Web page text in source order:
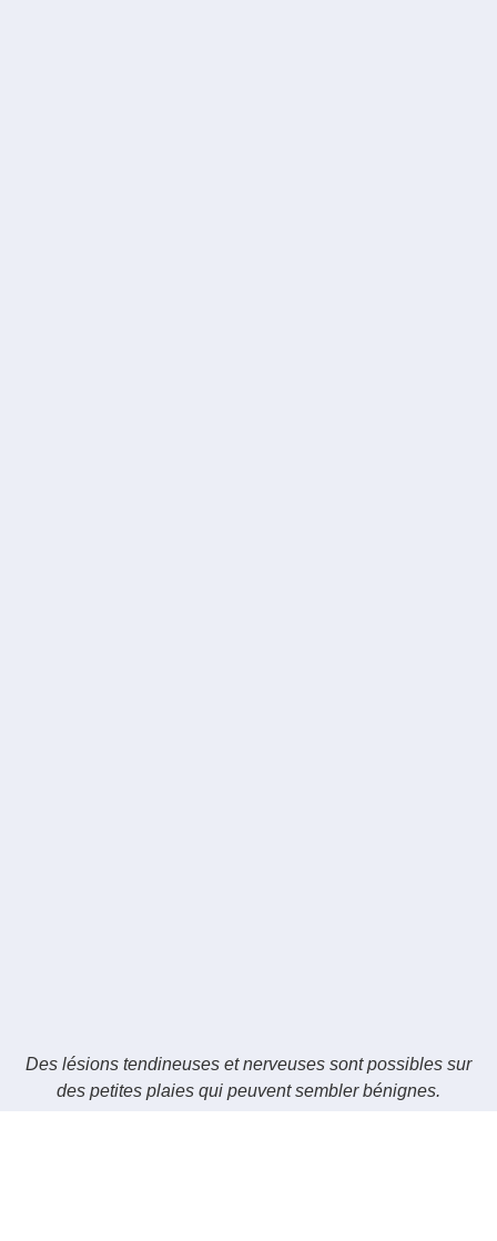
Des lésions tendineuses et nerveuses sont possibles sur
des petites plaies qui peuvent sembler bénignes.